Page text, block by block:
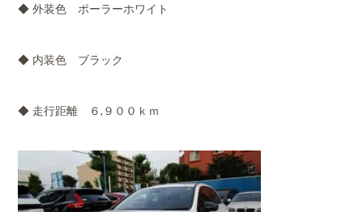
◆ 外装色 ポーラーホワイト
◆ 内装色 ブラック
◆ 走行距離 ６,９００ｋｍ